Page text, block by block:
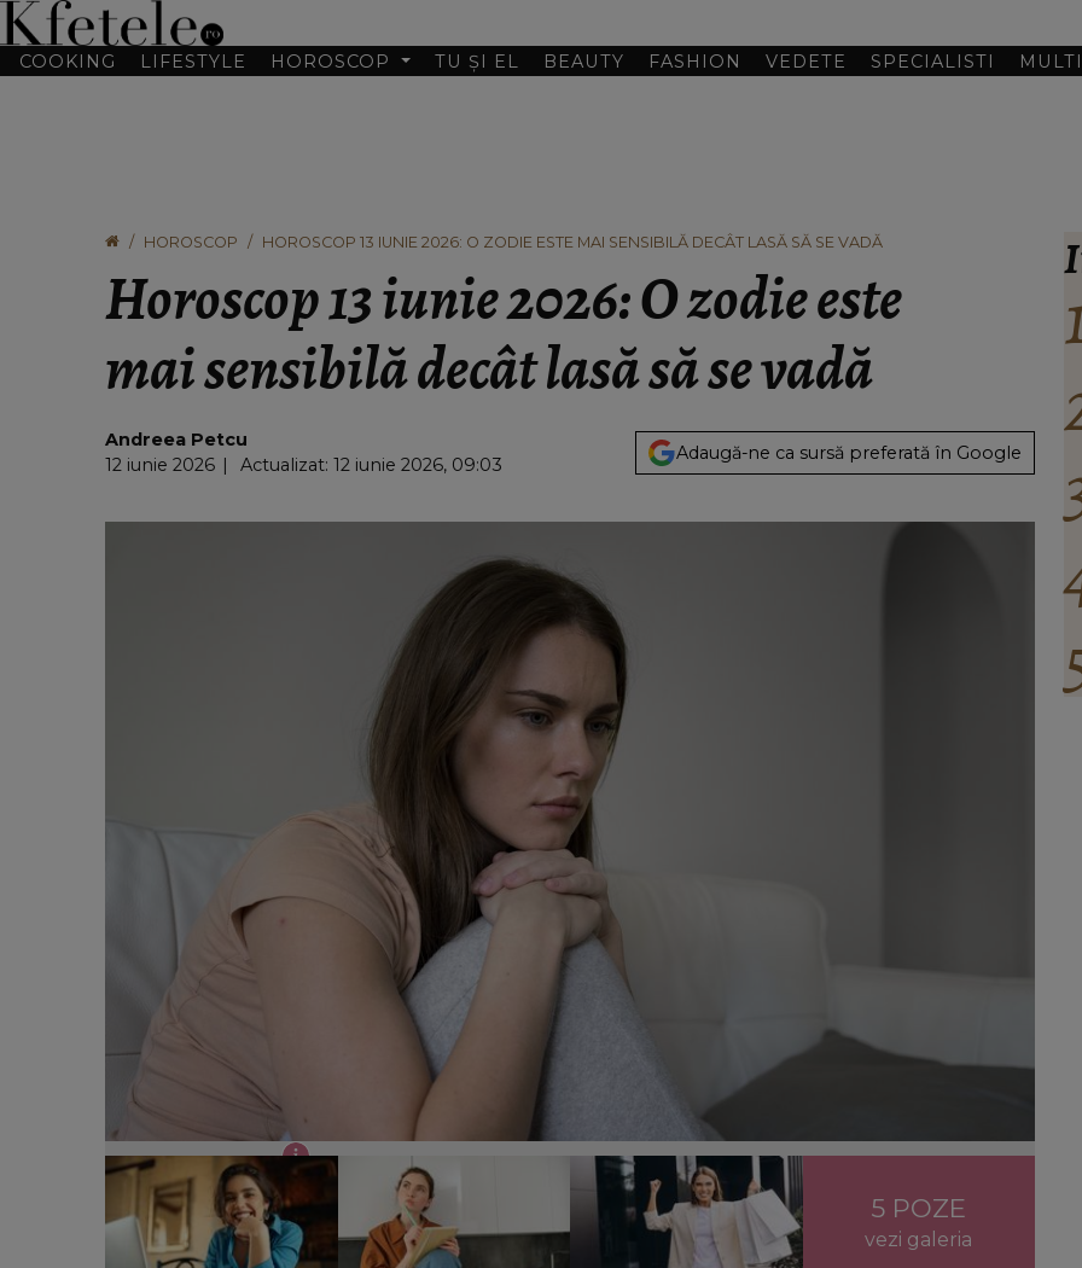
COOKING LIFESTYLE HOROSCOP TU ȘI EL BEAUTY FASHION VEDETE SPECIALISTI
HOROSCOP HOROSCOP 13 IUNIE 2026: O ZODIE ESTE MAI SENSIBILĂ DECÂT LASĂ SĂ SE VADĂ
Horoscop 13 iunie 2026: O zodie este
mai sensibilă decât lasă să se vadă
Andreea Petcu
12 iunie 2026
Actualizat: 12 iunie 2026, 09:03
Adaugă-ne ca sursă preferată în Google
Horoscop 13 iunie 2026
5 POZE
vezi galeria